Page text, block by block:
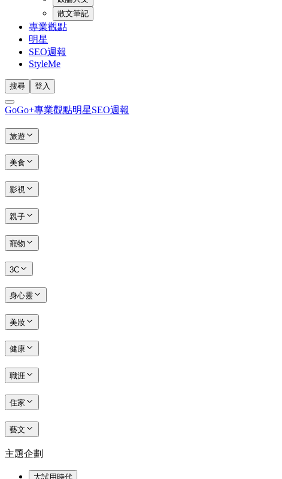
散文筆記
專業觀點
明星
SEO週報
StyleMe
搜尋 登入
GoGo+專業觀點明星SEO週報
旅遊
美食
影視
親子
寵物
3C
身心靈
美妝
健康
職涯
住家
藝文
主題企劃
大試用時代